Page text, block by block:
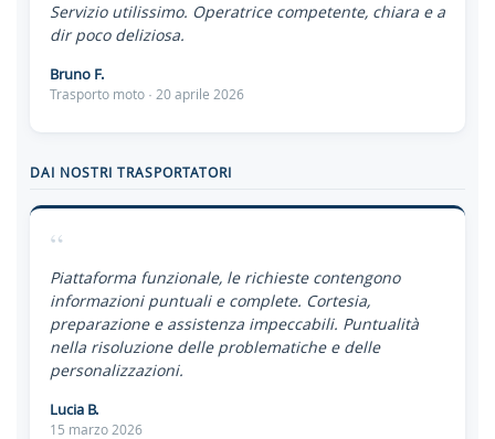
Servizio utilissimo. Operatrice competente, chiara e a
dir poco deliziosa.
Bruno F.
Trasporto moto · 20 aprile 2026
DAI NOSTRI TRASPORTATORI
“
Piattaforma funzionale, le richieste contengono
informazioni puntuali e complete. Cortesia,
preparazione e assistenza impeccabili. Puntualità
nella risoluzione delle problematiche e delle
personalizzazioni.
Lucia B.
15 marzo 2026